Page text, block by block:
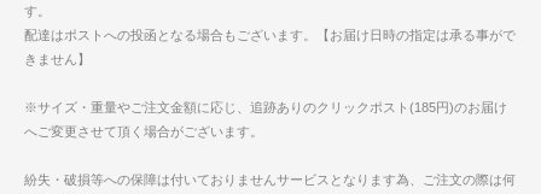
す。
配達はポストへの投函となる場合もございます。【お届け日時の指定は承る事がで
きません】
※サイズ・重量やご注文金額に応じ、追跡ありのクリックポスト(185円)のお届け
へご変更させて頂く場合がございます。
紛失・破損等への保障は付いておりませんサービスとなります為、ご注文の際は何